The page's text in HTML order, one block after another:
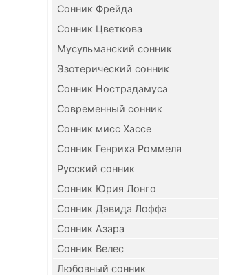
Сонник Фрейда
Сонник Цветкова
Мусульманский сонник
Эзотерический сонник
Сонник Нострадамуса
Современный сонник
Сонник мисс Хассе
Сонник Генриха Роммеля
Русский сонник
Сонник Юрия Лонго
Сонник Дэвида Лоффа
Сонник Азара
Сонник Велес
Любовный сонник